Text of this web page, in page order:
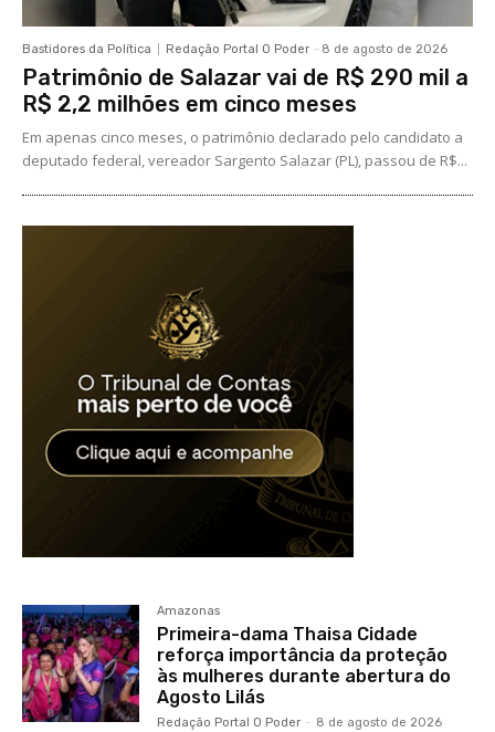
Bastidores da Política Redação Portal O Poder - 8 de agosto de 2026
Patrimônio de Salazar vai de R$ 290 mil a
R$ 2,2 milhões em cinco meses
Em apenas cinco meses, o patrimônio declarado pelo candidato a
deputado federal, vereador Sargento Salazar (PL), passou de R$...
Amazonas
Primeira-dama Thaisa Cidade
reforça importância da proteção
às mulheres durante abertura do
Agosto Lilás
Redação Portal O Poder - 8 de agosto de 2026